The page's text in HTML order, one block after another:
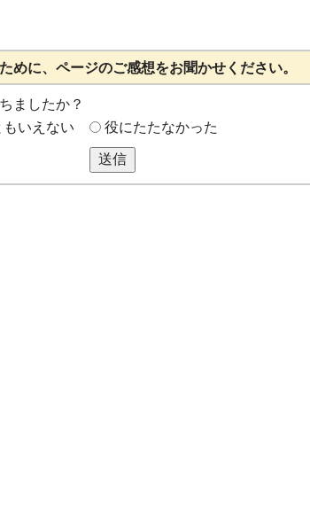
めに、ページのご感想をお聞かせください。
ましたか？
もいえない 役にたたなかった
送信